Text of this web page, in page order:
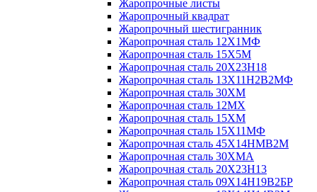
Жаропрочные листы
Жаропрочный квадрат
Жаропрочный шестигранник
Жаропрочная сталь 12Х1МФ
Жаропрочная сталь 15Х5М
Жаропрочная сталь 20Х23Н18
Жаропрочная сталь 13Х11Н2В2МФ
Жаропрочная сталь 30ХМ
Жаропрочная сталь 12МХ
Жаропрочная сталь 15ХМ
Жаропрочная сталь 15Х11МФ
Жаропрочная сталь 45Х14НМВ2М
Жаропрочная сталь 30ХМА
Жаропрочная сталь 20Х23Н13
Жаропрочная сталь 09Х14Н19В2БР